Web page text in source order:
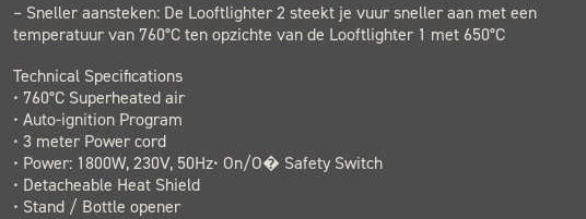
– Sneller aansteken: De Looftlighter 2 steekt je vuur sneller aan met een
temperatuur van 760°C ten opzichte van de Looftlighter 1 met 650°C
Technical Specifications
• 760°C Superheated air
• Auto-ignition Program
• 3 meter Power cord
• Power: 1800W, 230V, 50Hz• On/O� Safety Switch
• Detacheable Heat Shield
• Stand / Bottle opener